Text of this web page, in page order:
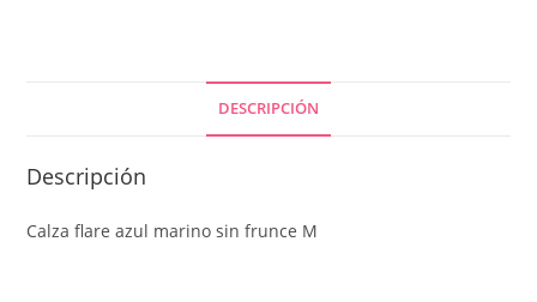
DESCRIPCIÓN
Descripción
Calza flare azul marino sin frunce M